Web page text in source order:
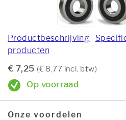
Productbeschrijving
producten
€ 7,25 (€ 8,77 incl. btw)
Op voorraad
Onze voordelen